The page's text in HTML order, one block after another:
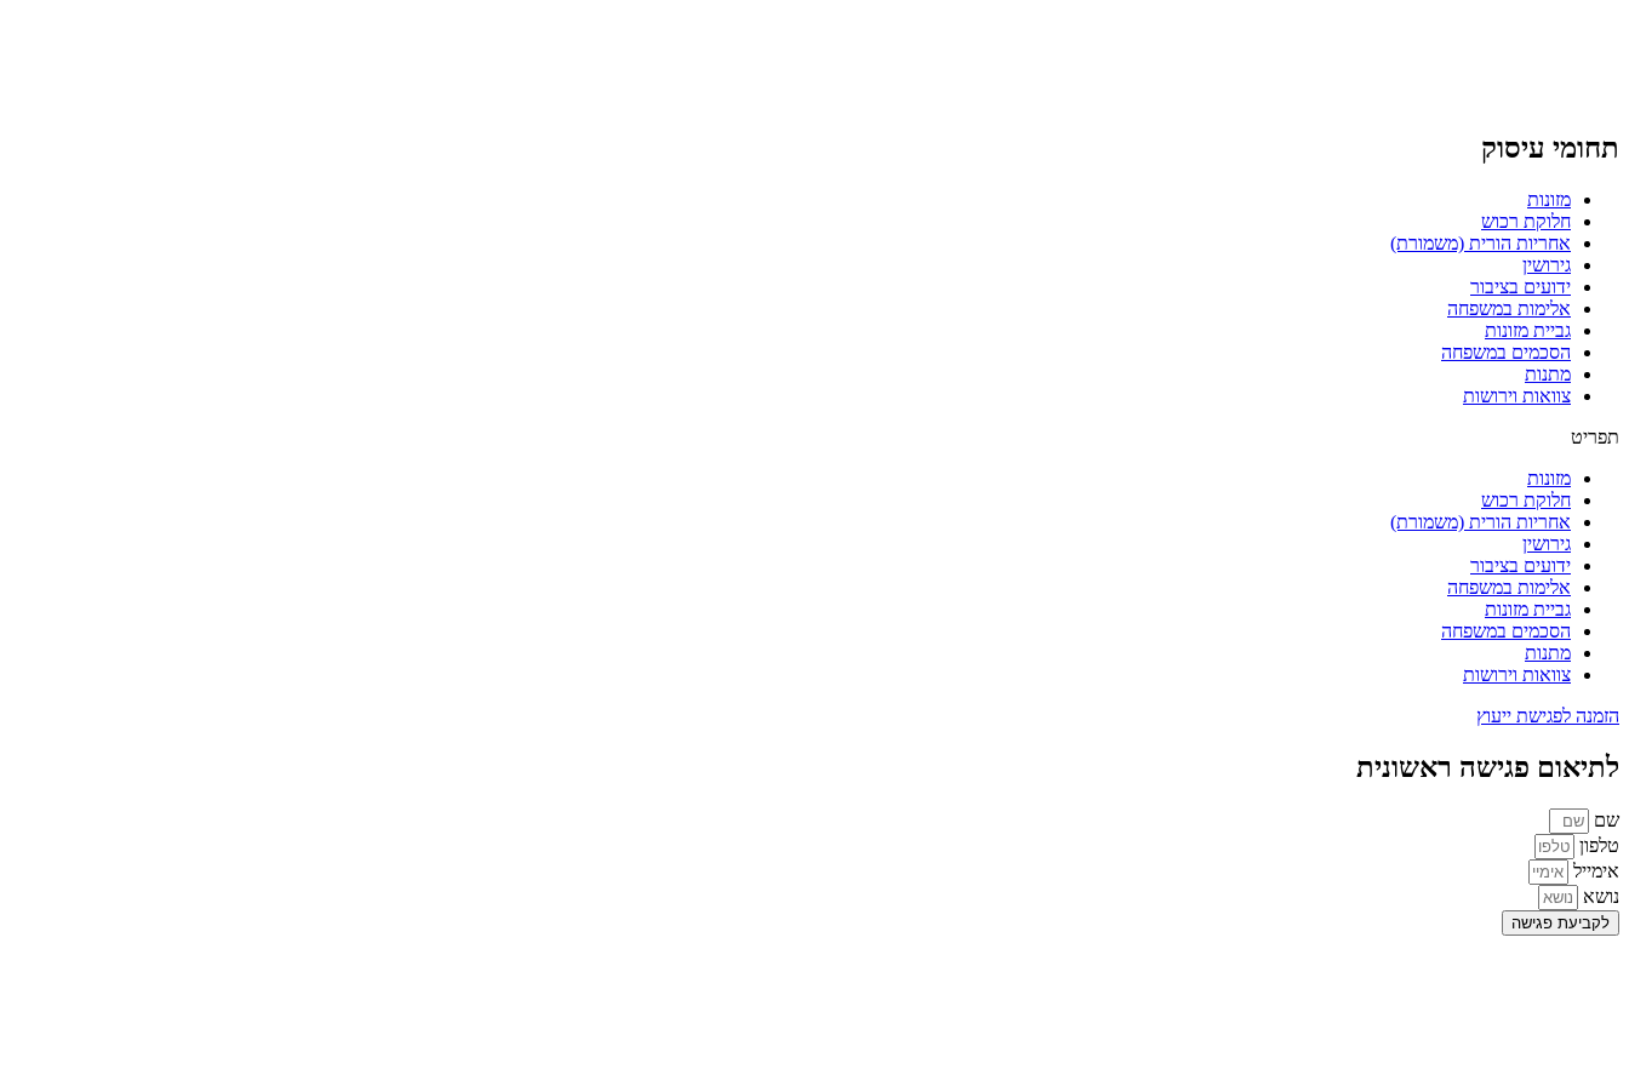
תחומי עיסוק
מזונות
חלוקת רכוש
אחריות הורית (משמורת)
גירושין
ידועים בציבור
אלימות במשפחה
גביית מזונות
הסכמים במשפחה
מתנות
צוואות וירושות
תפריט
מזונות
חלוקת רכוש
אחריות הורית (משמורת)
גירושין
ידועים בציבור
אלימות במשפחה
גביית מזונות
הסכמים במשפחה
מתנות
צוואות וירושות
הזמנה לפגישת ייעוץ
לתיאום פגישה ראשונית
שם
טלפון
אימייל
נושא
לקביעת פגישה